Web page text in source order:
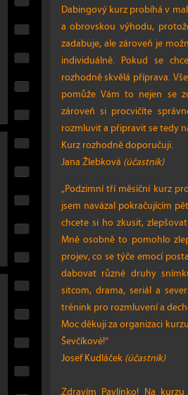
Dabingový kurz probíhá v
a obrovskou výhodu,
zadabuje, ale zároveň je
individuálně. Pokud se
rozhodně skvělá příprava.
pomůže Vám to nejen se
zároveň si procvičíte
rozmluvit a připravit se tedy
Kurz rozhodně doporučuji.
Jana Žlebková (účastník)
„Podzimní tří měsíční kurz
jsem navázal pokračujícím
chcete si ho zkusit,
Mně osobně to pomohlo
projev, co se týče emocí
dabovat různé druhy
sitcom, drama, seriál a
trénink pro rozmluvení a
Moc děkuji za organizaci
Ševčíkové!“
Josef Kudláček(účastník)